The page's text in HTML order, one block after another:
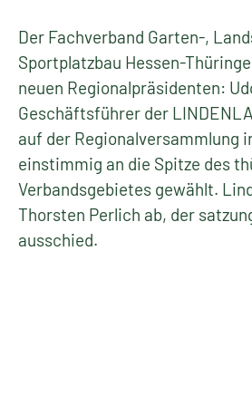
Der Fachverband Garten-,
Sportplatzbau Hessen-
neuen Regionalpräsidenten:
Geschäftsführer der
auf der Regionalversammlung
einstimmig an die Spitze des
Verbandsgebietes gewählt.
Thorsten Perlich ab, der
ausschied.